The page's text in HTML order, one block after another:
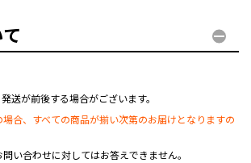
送が前後する場合がございます。
合、すべての商品が揃い次第のお届けとなりますの
い合わせに対してはお答えできません。